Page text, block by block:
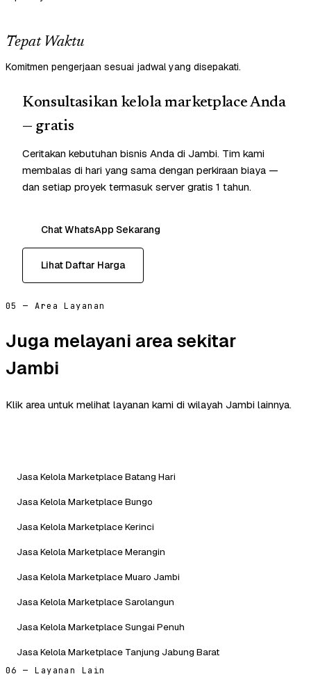
Tepat Waktu
Komitmen pengerjaan sesuai jadwal yang disepakati.
Konsultasikan kelola marketplace Anda
— gratis
Ceritakan kebutuhan bisnis Anda di Jambi. Tim kami
membalas di hari yang sama dengan perkiraan biaya —
dan setiap proyek termasuk server gratis 1 tahun.
Chat WhatsApp Sekarang
Lihat Daftar Harga
05 — Area Layanan
Juga melayani area sekitar
Jambi
Klik area untuk melihat layanan kami di wilayah Jambi lainnya.
Jasa Kelola Marketplace Batang Hari
Jasa Kelola Marketplace Bungo
Jasa Kelola Marketplace Kerinci
Jasa Kelola Marketplace Merangin
Jasa Kelola Marketplace Muaro Jambi
Jasa Kelola Marketplace Sarolangun
Jasa Kelola Marketplace Sungai Penuh
Jasa Kelola Marketplace Tanjung Jabung Barat
06 — Layanan Lain